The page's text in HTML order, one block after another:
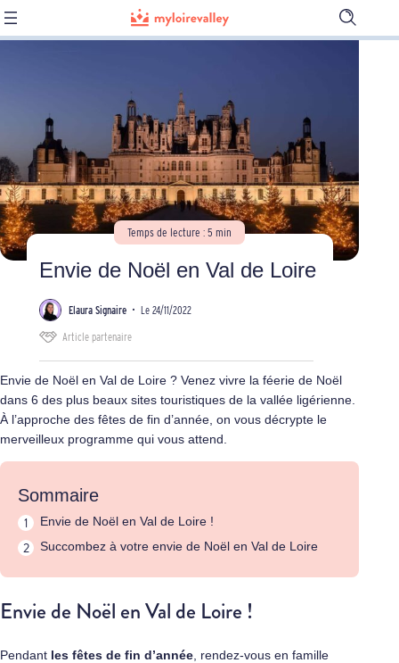
Ouvrir
la
Temps de lecture : 5 min
Envie de Noël en Val de Loire
Elaura Signaire • Le 24/11/2022
Article partenaire
Envie de Noël en Val de Loire ? Venez vivre la féerie de Noël
dans 6 des plus beaux sites touristiques de la vallée ligérienne.
À l’approche des fêtes de fin d’année, on vous décrypte le
merveilleux programme qui vous attend.
Sommaire
Envie de Noël en Val de Loire !
Succombez à votre envie de Noël en Val de Loire
Envie de Noël en Val de Loire !
Pendant les fêtes de fin d’année , rendez-vous en famille